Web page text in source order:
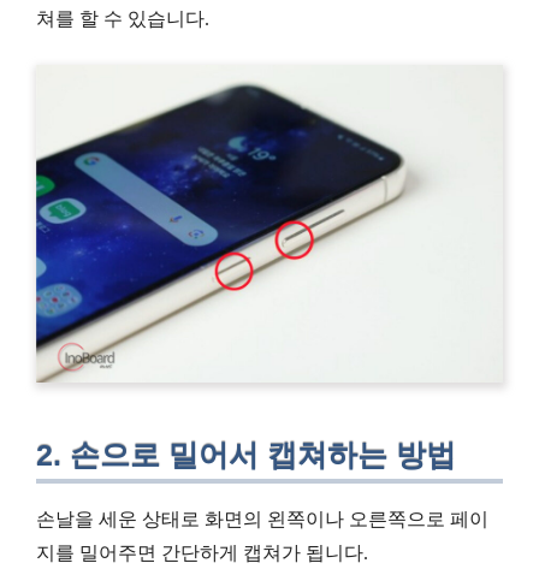
쳐를 할 수 있습니다.
2. 손으로 밀어서 캡쳐하는 방법
손날을 세운 상태로 화면의 왼쪽이나 오른쪽으로 페이
지를 밀어주면 간단하게 캡쳐가 됩니다.